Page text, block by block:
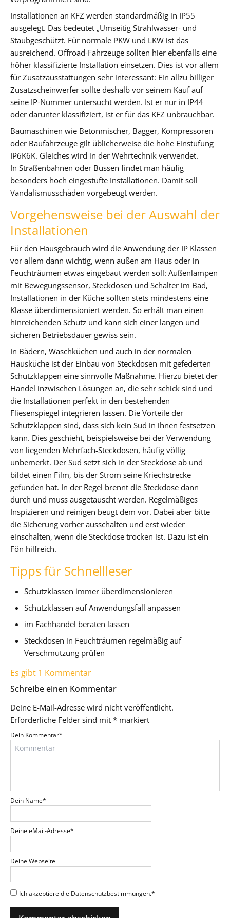
Installationen an KFZ werden standardmäßig in IP55
ausgelegt. Das bedeutet „Umseitig Strahlwasser- und
Staubgeschützt. Für normale PKW und LKW ist das
ausreichend. Offroad-Fahrzeuge sollten hier ebenfalls eine
höher klassifizierte Installation einsetzen. Dies ist vor allem
für Zusatzausstattungen sehr interessant: Ein allzu billiger
Zusatzscheinwerfer sollte deshalb vor seinem Kauf auf
seine IP-Nummer untersucht werden. Ist er nur in IP44
oder darunter klassifiziert, ist er für das KFZ unbrauchbar.
Baumaschinen wie Betonmischer, Bagger, Kompressoren
oder Baufahrzeuge gilt üblicherweise die hohe Einstufung
IP6K6K. Gleiches wird in der Wehrtechnik verwendet.
In Straßenbahnen oder Bussen findet man häufig
besonders hoch eingestufte Installationen. Damit soll
Vandalismusschäden vorgebeugt werden.
Vorgehensweise bei der Auswahl der
Installationen
Für den Hausgebrauch wird die Anwendung der IP Klassen
vor allem dann wichtig, wenn außen am Haus oder in
Feuchträumen etwas eingebaut werden soll: Außenlampen
mit Bewegungssensor, Steckdosen und Schalter im Bad,
Installationen in der Küche sollten stets mindestens eine
Klasse überdimensioniert werden. So erhält man einen
hinreichenden Schutz und kann sich einer langen und
sicheren Betriebsdauer gewiss sein.
In Bädern, Waschküchen und auch in der normalen
Hausküche ist der Einbau von Steckdosen mit gefederten
Schutzklappen eine sinnvolle Maßnahme. Hierzu bietet der
Handel inzwischen Lösungen an, die sehr schick sind und
die Installationen perfekt in den bestehenden
Fliesenspiegel integrieren lassen. Die Vorteile der
Schutzklappen sind, dass sich kein Sud in ihnen festsetzen
kann. Dies geschieht, beispielsweise bei der Verwendung
von liegenden Mehrfach-Steckdosen, häufig völlig
unbemerkt. Der Sud setzt sich in der Steckdose ab und
bildet einen Film, bis der Strom seine Kriechstrecke
gefunden hat. In der Regel brennt die Steckdose dann
durch und muss ausgetauscht werden. Regelmäßiges
Inspizieren und reinigen beugt dem vor. Dabei aber bitte
die Sicherung vorher ausschalten und erst wieder
einschalten, wenn die Steckdose trocken ist. Dazu ist ein
Fön hilfreich.
Tipps für Schnellleser
Schutzklassen immer überdimensionieren
Schutzklassen auf Anwendungsfall anpassen
im Fachhandel beraten lassen
Steckdosen in Feuchträumen regelmäßig auf
Verschmutzung prüfen
Es gibt 1 Kommentar
Schreibe einen Kommentar
Deine E-Mail-Adresse wird nicht veröffentlicht.
Erforderliche Felder sind mit * markiert
Dein Kommentar*
Dein Name*
Deine eMail-Adresse*
Deine Webseite
Ich akzeptiere die Datenschutzbestimmungen.*